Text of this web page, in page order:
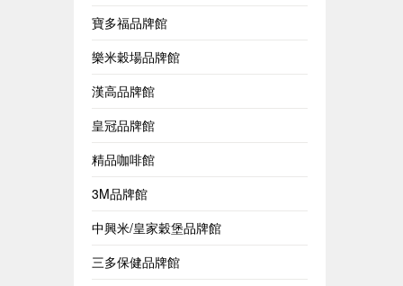
寶多福品牌館
樂米穀場品牌館
漢高品牌館
皇冠品牌館
精品咖啡館
3M品牌館
中興米/皇家穀堡品牌館
三多保健品牌館